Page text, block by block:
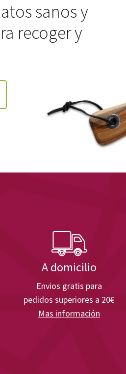
sanos y
recoger y
A domicilio
Envios gratis para
pedidos superiores a 20€
Mas información